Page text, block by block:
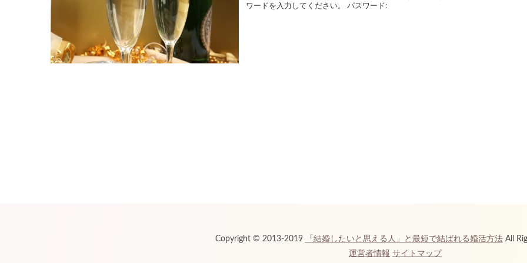
ワードを入力してください。 パスワード:
Copyright © 2013-2019 「結婚したいと思える人」と最短で結ばれる婚活方法All
運営者情報 サイトマップ